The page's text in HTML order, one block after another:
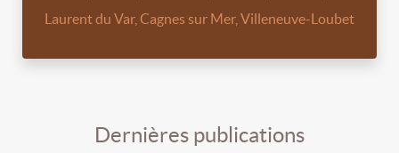
Laurent du Var, Cagnes sur Mer, Villeneuve-Loubet
Dernières publications